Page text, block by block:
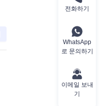
전화하기
WhatsApp
로 문의하기
이메일 보내
기